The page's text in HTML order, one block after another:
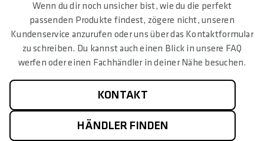
Wenn du dir noch unsicher bist, wie du die perfekt
passenden Produkte findest, zögere nicht, unseren
Kundenservice anzurufen oder uns über das Kontaktformular
zu schreiben. Du kannst auch einen Blick in unsere FAQ
werfen oder einen Fachhändler in deiner Nähe besuchen.
KONTAKT
HÄNDLER FINDEN